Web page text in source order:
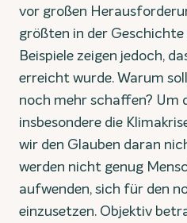
vor großen
größten in der
Beispiele zeigen jedoch,
erreicht wurde. Warum
noch mehr schaffen? Um
insbesondere die
wir den Glauben daran
werden nicht genug
aufwenden, sich für den
einzusetzen. Objektiv